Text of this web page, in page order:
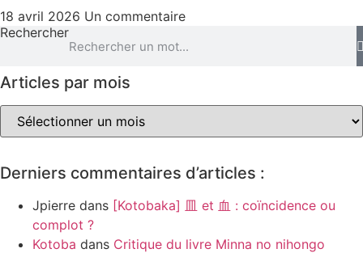
18 avril 2026 Un commentaire
Rechercher
Articles par mois
Articles
par
mois
Derniers commentaires d’articles :
Jpierre dans [Kotobaka] 皿 et 血 : coïncidence ou
complot ?
Kotoba dans Critique du livre Minna no nihongo